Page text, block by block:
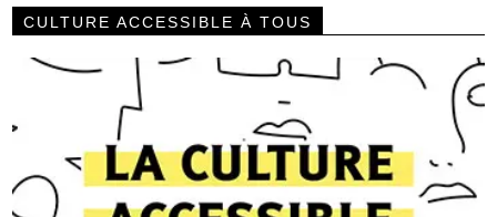
CULTURE ACCESSIBLE À TOUS